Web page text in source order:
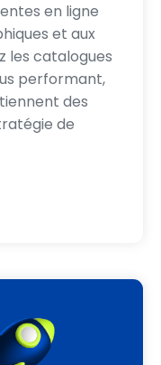
en ligne
et aux
les catalogues
performant,
des
de